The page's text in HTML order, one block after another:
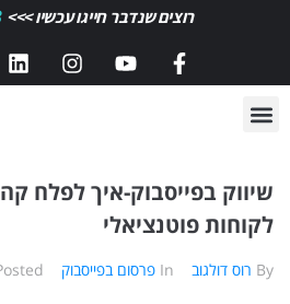
רוצים שנדבר חייגו עכשיו >>>
שיווק בפייסבוק-איך לפלח
לקוחות פוטנציאלי
By רוס דולגוב In פרסום בפייסבוק